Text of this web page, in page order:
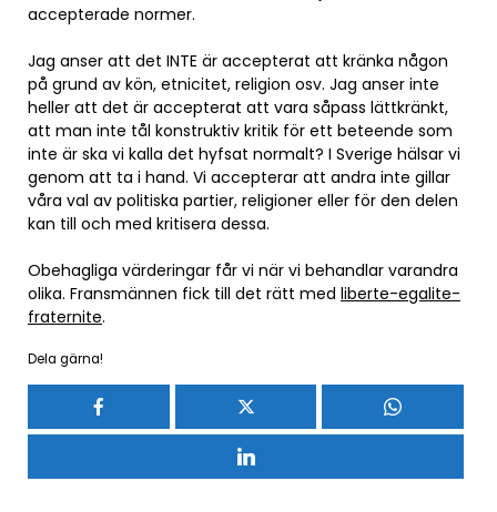
accepterade normer.
Jag anser att det INTE är accepterat att kränka någon
på grund av kön, etnicitet, religion osv. Jag anser inte
heller att det är accepterat att vara såpass lättkränkt,
att man inte tål konstruktiv kritik för ett beteende som
inte är ska vi kalla det hyfsat normalt? I Sverige hälsar vi
genom att ta i hand. Vi accepterar att andra inte gillar
våra val av politiska partier, religioner eller för den delen
kan till och med kritisera dessa.
Obehagliga värderingar får vi när vi behandlar varandra
olika. Fransmännen fick till det rätt med liberte-egalite-
fraternite.
Dela gärna!